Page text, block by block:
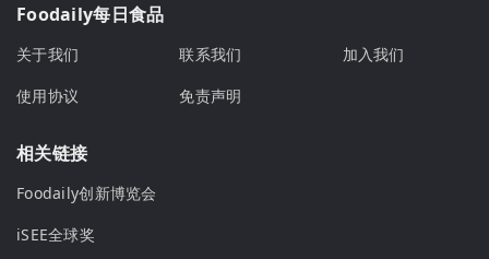
Foodaily每日食品
关于我们 联系我们
加入我们
使用协议
免责声明
相关链接
Foodaily创新博览会
iSEE全球奖